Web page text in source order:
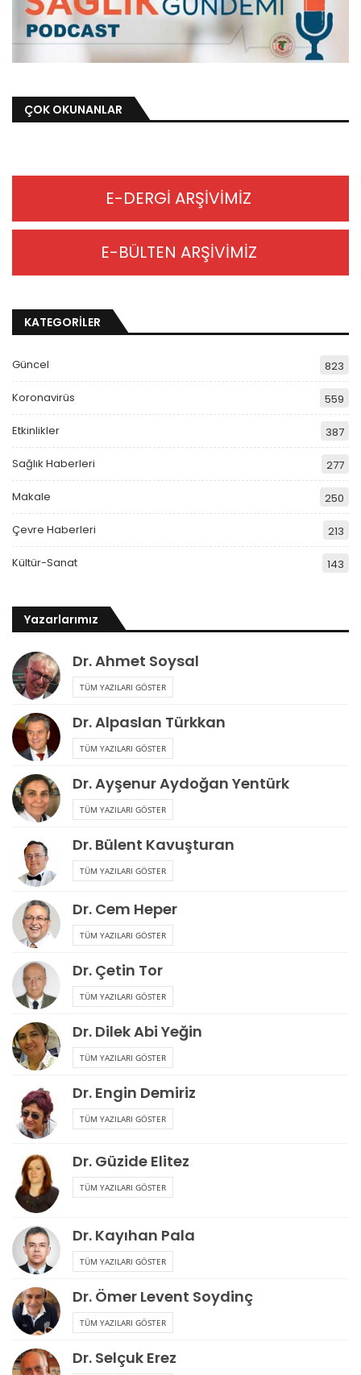
ÇOK OKUNANLAR
E-DERGİ ARŞİVİMİZ
E-BÜLTEN ARŞİVİMİZ
KATEGORİLER
Güncel 823
Koronavirüs 559
Etkinlikler 387
Sağlık Haberleri 277
Makale 250
Çevre Haberleri 213
Kültür-Sanat 143
Yazarlarımız
Dr. Ahmet Soysal
TÜM YAZILARI GÖSTER
Dr. Alpaslan Türkkan
TÜM YAZILARI GÖSTER
Dr. Ayşenur Aydoğan Yentürk
TÜM YAZILARI GÖSTER
Dr. Bülent Kavuşturan
TÜM YAZILARI GÖSTER
Dr. Cem Heper
TÜM YAZILARI GÖSTER
Dr. Çetin Tor
TÜM YAZILARI GÖSTER
Dr. Dilek Abi Yeğin
TÜM YAZILARI GÖSTER
Dr. Engin Demiriz
TÜM YAZILARI GÖSTER
Dr. Güzide Elitez
TÜM YAZILARI GÖSTER
Dr. Kayıhan Pala
TÜM YAZILARI GÖSTER
Dr. Ömer Levent Soydinç
TÜM YAZILARI GÖSTER
Dr. Selçuk Erez